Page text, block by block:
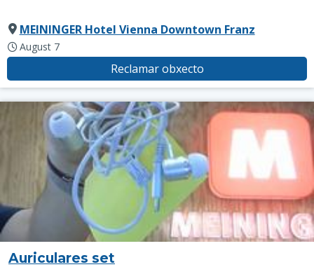
MEININGER Hotel Vienna Downtown Franz
August 7
Reclamar obxecto
Auriculares set